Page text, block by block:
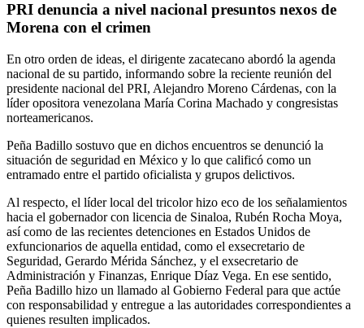
PRI denuncia a nivel nacional presuntos nexos de
Morena con el crimen
En otro orden de ideas, el dirigente zacatecano abordó la agenda
nacional de su partido, informando sobre la reciente reunión del
presidente nacional del PRI, Alejandro Moreno Cárdenas, con la
líder opositora venezolana María Corina Machado y congresistas
norteamericanos.
Peña Badillo sostuvo que en dichos encuentros se denunció la
situación de seguridad en México y lo que calificó como un
entramado entre el partido oficialista y grupos delictivos.
Al respecto, el líder local del tricolor hizo eco de los señalamientos
hacia el gobernador con licencia de Sinaloa, Rubén Rocha Moya,
así como de las recientes detenciones en Estados Unidos de
exfuncionarios de aquella entidad, como el exsecretario de
Seguridad, Gerardo Mérida Sánchez, y el exsecretario de
Administración y Finanzas, Enrique Díaz Vega. En ese sentido,
Peña Badillo hizo un llamado al Gobierno Federal para que actúe
con responsabilidad y entregue a las autoridades correspondientes a
quienes resulten implicados.